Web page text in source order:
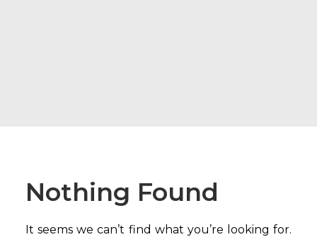
Nothing Found
It seems we can’t find what you’re looking for.